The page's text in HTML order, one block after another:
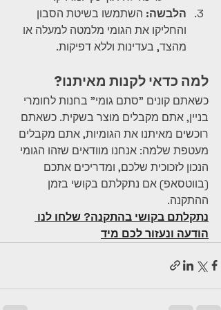
הלבשה: השתמשו בשיטת הסבון
והחליקו את הגומי מלמטה למעלה או
מהצד, בעדינות וללא דפיקות.
למה כדאי לקנות מאיתנו?
כשאתם קונים "סתם גומי" בחנות לחומרי
בניין, אתם מקבלים מוצר בשקית. כשאתם
רוכשים מאיתנו את הגומיות, אתם מקבלים
מעטפת שלמה: אנחנו מוודאים שזהו הגומי
הנכון לזכוכית שלכם, ומדריכים אתכם
(בווטסאפ) אם נתקלתם בקושי בזמן
ההתקנה.
נתקלתם בקושי בהתקנה? שלחו לנו
הודעה ונעזור לכם מיד